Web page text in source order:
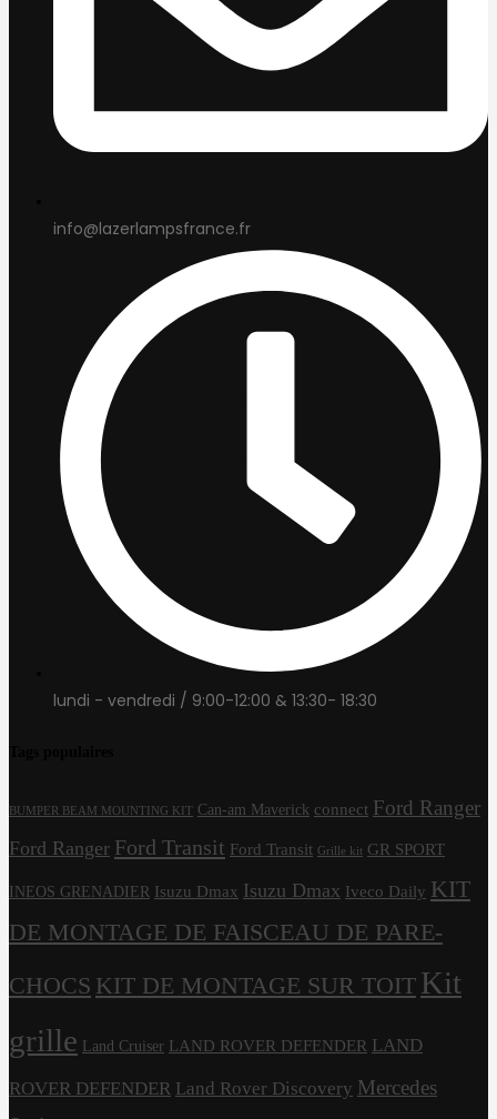
info@lazerlampsfrance.fr
lundi - vendredi / 9:00-12:00 & 13:30- 18:30
BUMPER BEAM MOUNTING KIT Can-am Maverick connect Ford Ranger
Ford Ranger Ford Transit Ford Transit Grille kit GR SPORT
INEOS GRENADIER Isuzu Dmax Isuzu Dmax Iveco Daily KIT
DE MONTAGE DE FAISCEAU DE PARE-
CHOCS KIT DE MONTAGE SUR TOIT Kit
grille Land Cruiser LAND ROVER DEFENDER LAND
ROVER DEFENDER Land Rover Discovery Mercedes